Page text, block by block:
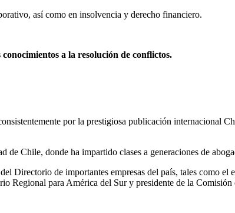
así como en insolvencia y derecho financiero.
a la resolución de conflictos.
por la prestigiosa publicación internacional
Chile, donde ha impartido clases a generaciones de
Directorio de importantes empresas del país, tales como
Regional para América del Sur y presidente de la